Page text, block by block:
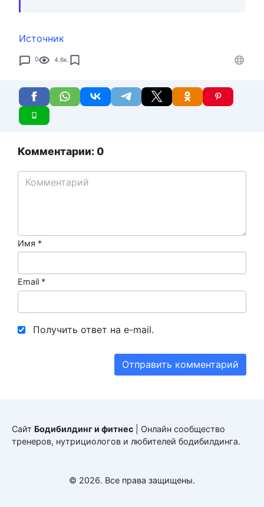
Источник
0 4.6к.
Комментарии: 0
Имя *
Email *
Получить ответ на e-mail.
Сайт Бодибилдинг и фитнес | Онлайн сообщество
тренеров, нутрициологов и любителей бодибилдинга.
© 2026. Все права защищены.